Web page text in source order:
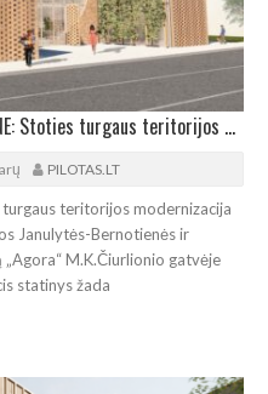
REPREZENTATYVUS TURGUS KAUNE: Stoties turgaus teritorijos modernizacija prasideda
PILOTAS.LT
teritorijos modernizacija
Janulytės-Bernotienės ir
M.K.Čiurlionio gatvėje
statinys žada